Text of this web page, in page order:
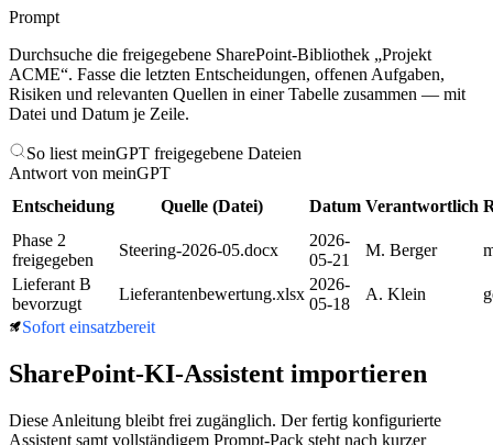
Prompt
Durchsuche die freigegebene SharePoint-Bibliothek „Projekt
ACME“. Fasse die letzten Entscheidungen, offenen Aufgaben,
Risiken und relevanten Quellen in einer Tabelle zusammen — mit
Datei und Datum je Zeile.
So liest meinGPT freigegebene Dateien
Antwort von meinGPT
Entscheidung
Quelle (Datei) Datum Verantwortlich
Phase 2
freigegeben
Steering-2026-05.docx
2026-
05-21
M. Berger
Lieferant B
bevorzugt
Lieferantenbewertung.xlsx
2026-
05-18
A. Klein
Sofort einsatzbereit
SharePoint-KI-Assistent importieren
Diese Anleitung bleibt frei zugänglich. Der fertig konfigurierte
Assistent samt vollständigem Prompt-Pack steht nach kurzer